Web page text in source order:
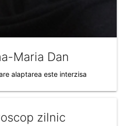
Maria Dan
alaptarea este interzisa
zilnic